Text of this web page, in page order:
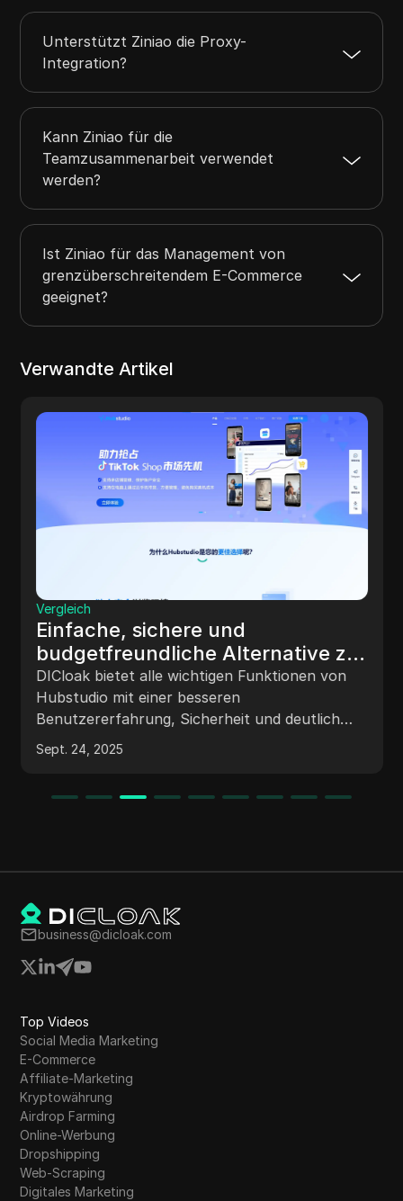
Unterstützt Ziniao die Proxy-
Integration?
Kann Ziniao für die
Teamzusammenarbeit verwendet
werden?
Ist Ziniao für das Management von
grenzüberschreitendem E-Commerce
geeignet?
Verwandte Artikel
Vergleich
Einfache, sichere und
budgetfreundliche Alternative zu
Hubstudio
DICloak bietet alle wichtigen Funktionen von
Hubstudio mit einer besseren
Benutzererfahrung, Sicherheit und deutlich
niedrigeren Preisen.
Sept. 24, 2025
business@dicloak.com
Top Videos
Social Media Marketing
E-Commerce
Affiliate-Marketing
Kryptowährung
Airdrop Farming
Online-Werbung
Dropshipping
Web-Scraping
Digitales Marketing